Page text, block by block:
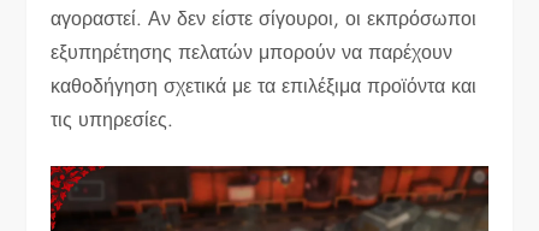
αγοραστεί. Αν δεν είστε σίγουροι, οι εκπρόσωποι
εξυπηρέτησης πελατών μπορούν να παρέχουν
καθοδήγηση σχετικά με τα επιλέξιμα προϊόντα και
τις υπηρεσίες.